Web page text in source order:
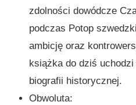
zdolności dowódcze
podczas Potop
ambicję oraz
książka do dziś
biografii historycznej.
Obwoluta: